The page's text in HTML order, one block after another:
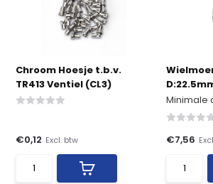
Chroom Hoesje t.b.v.
TR413 Ventiel (CL3)
€0,12 Excl. btw
Minimale
€7,56